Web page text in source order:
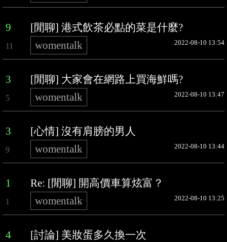
9 [閒聊] 港式飲茶必點的菜是什麼?
11 womentalk 2022-08-10 13:54
3 [閒聊] 大家會在網路上買海鮮嗎?
5 womentalk 2022-08-10 13:47
3 [心情] 沒有肩膀的男人
9 womentalk 2022-08-10 13:44
1 Re: [閒聊] 開高價車算炫富？
1 womentalk 2022-08-10 13:25
4 [討論] 美妝蛋多久換一次